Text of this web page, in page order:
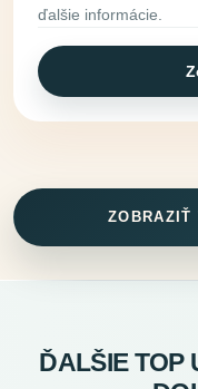
ďalšie informácie.
ZOBRAZIŤ
ĎALŠIE TOP